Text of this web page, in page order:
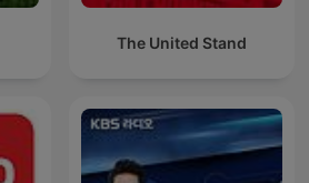
The United Stand